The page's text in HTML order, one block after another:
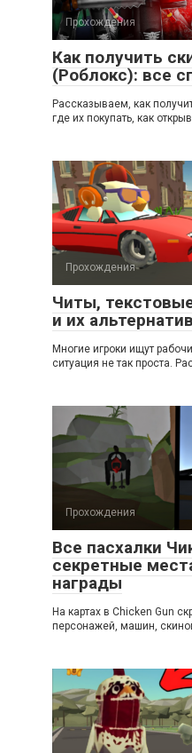
Прохождения
Как получить
(Роблокс): все
Рассказываем, как
где их покупать, как
Прохождения
Читы,
и их
Многие игроки ищут
ситуация не так проста.
Прохождения
Все пасхалки
секретные
награды
На картах в Chicken Gun
персонажей, машин,